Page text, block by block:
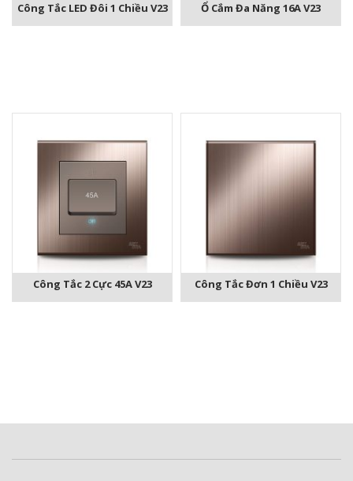
Công Tắc LED Đôi 1 Chiều V23 Ổ Cắm Đa Năng 16A V23
Công Tắc 2 Cực 45A V23 Công Tắc Đơn 1 Chiều V23